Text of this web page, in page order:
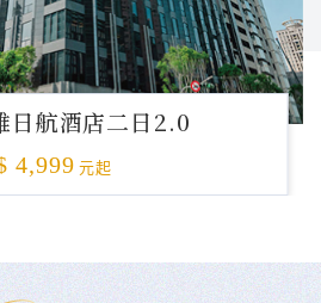
日航酒店二日2.0
4,999 元起